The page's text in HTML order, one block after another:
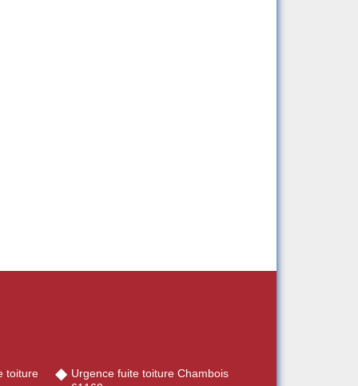
toiture
Urgence fuite toiture Chambois